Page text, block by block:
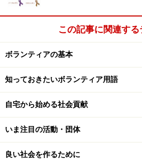
この記事に関連する
ボランティアの基本
知っておきたいボランティア用語
自宅から始める社会貢献
いま注目の活動・団体
良い社会を作るために